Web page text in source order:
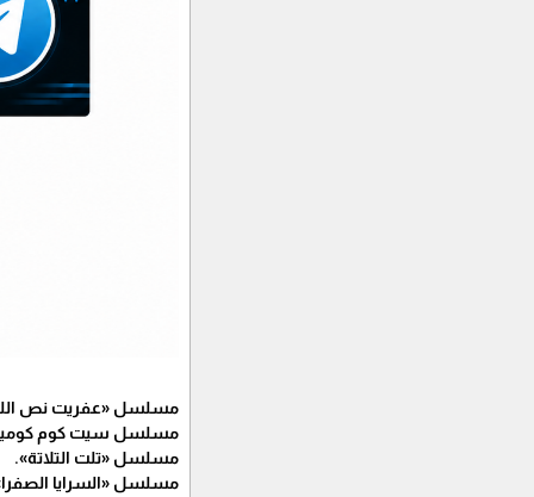
مسلسل «عفريت نص
مسلسل سيت كوم
مسلسل «تلت التلاتة».
مسلسل «السرايا